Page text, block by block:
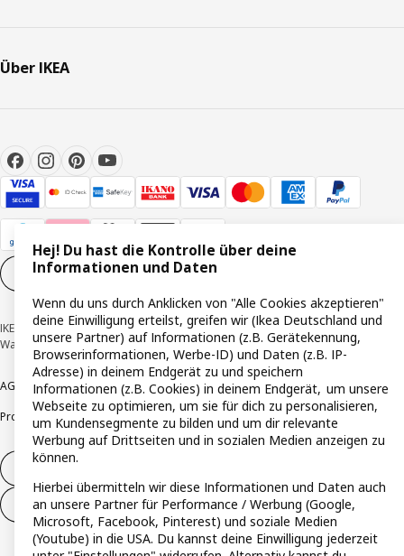
Über IKEA
Cookie-Einstellungen
IKEA Deutschland GmbH & Co. KG - Am Wandersmann 2-4, 65719 Hofheim-
Wallau © Inter IKEA Systems B.V. 1999-2026
AGB BarrierefreiheitCookie-RichtlinieDatenschutzerklärungImpressum
ProduktrückrufeResponsible Disclosure Vertrauensstelle
Vertrag widerrufen (Services & Leistungen)
Hej! Du hast die Kontrolle über deine
Informationen und Daten
Wenn du uns durch Anklicken von "Alle Cookies akzeptieren"
deine Einwilligung erteilst, greifen wir (Ikea Deutschland und
unsere Partner) auf Informationen (z.B. Gerätekennung,
Browserinformationen, Werbe-ID) und Daten (z.B. IP-
Adresse) in deinem Endgerät zu und speichern
Informationen (z.B. Cookies) in deinem Endgerät, um unsere
Webseite zu optimieren, um sie für dich zu personalisieren,
um Kundensegmente zu bilden und um dir relevante
Werbung auf Drittseiten und in sozialen Medien anzeigen zu
können.
Hierbei übermitteln wir diese Informationen und Daten auch
an unsere Partner für Performance / Werbung (Google,
Microsoft, Facebook, Pinterest) und soziale Medien
(Youtube) in die USA. Du kannst deine Einwilligung jederzeit